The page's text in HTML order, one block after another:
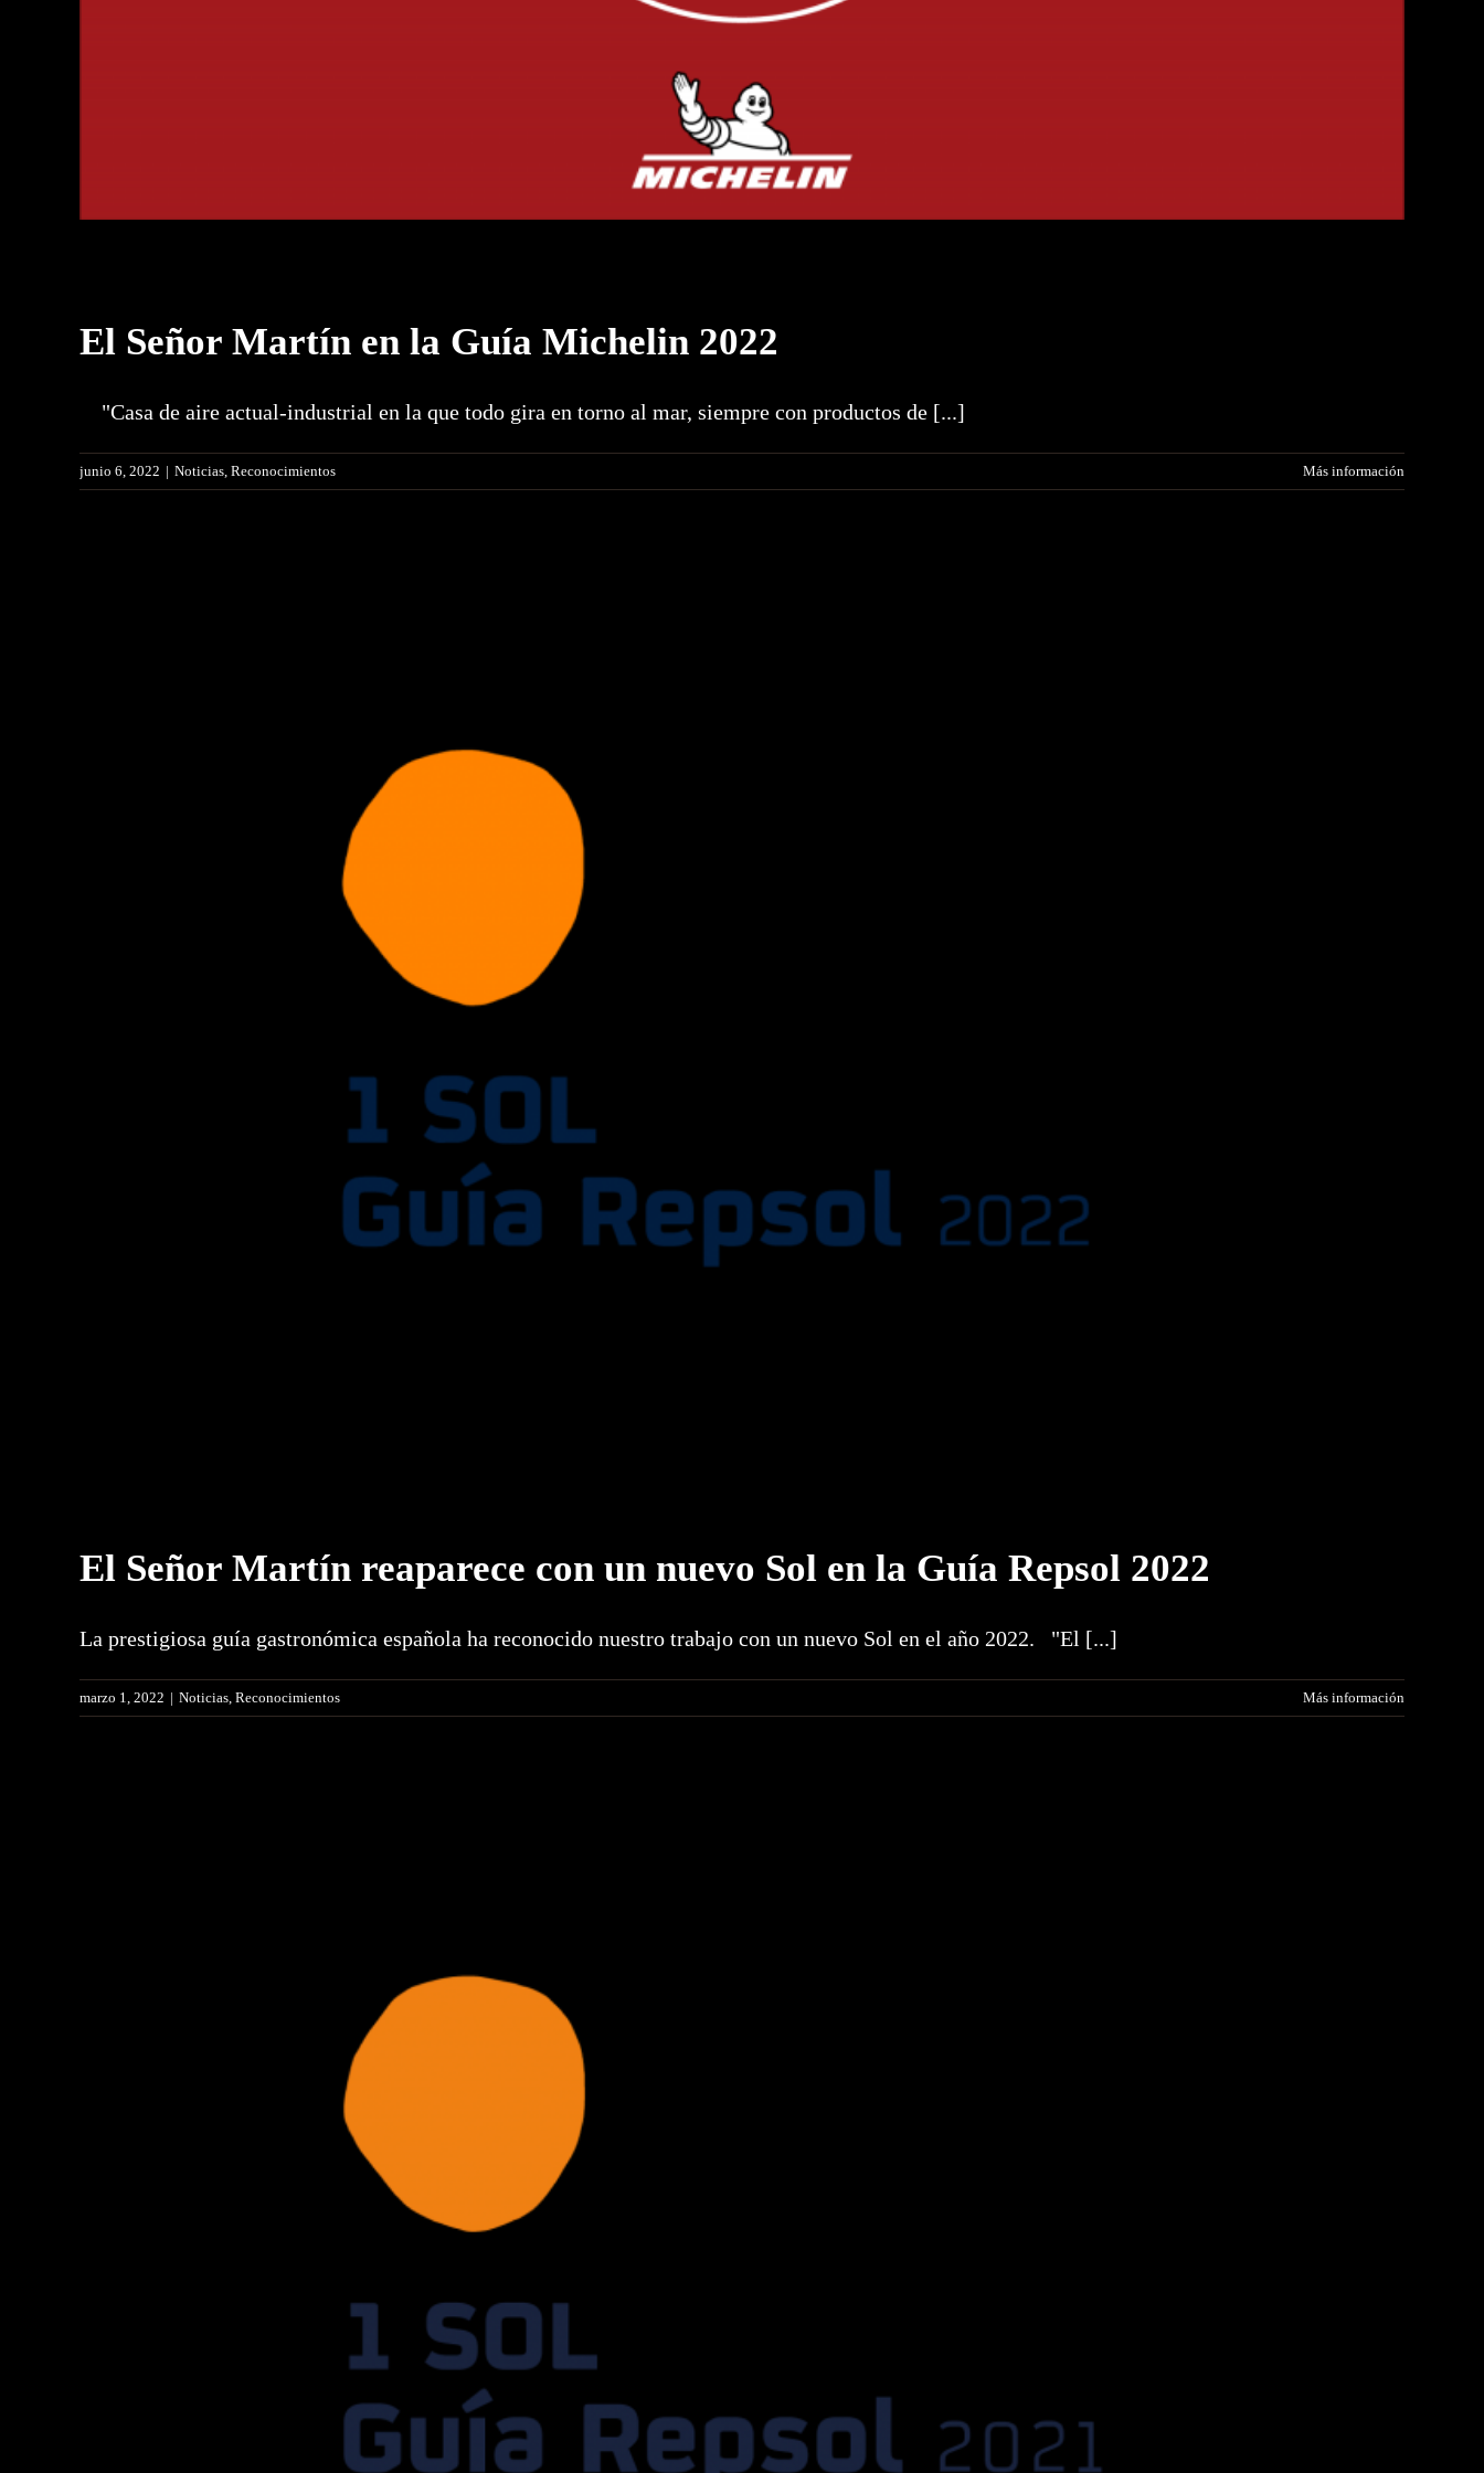
El Señor Martín en la Guía Michelin 2022
"Casa de aire actual-industrial en la que todo gira en torno al mar, siempre con productos de [...]
junio 6, 2022 | Noticias Reconocimientos Más información
El Señor Martín reaparece con un nuevo Sol en la Guía Repsol 2022
El Señor Martín reaparece con un nuevo Sol en la Guía Repsol 2022
La prestigiosa guía gastronómica española ha reconocido nuestro trabajo con un nuevo Sol en el año 2022. "El [...]
marzo 1, 2022 | Noticias, Reconocimientos Más información
El Señor Martín nuevamente galardonado con un Sol en la Guía Repsol 2021